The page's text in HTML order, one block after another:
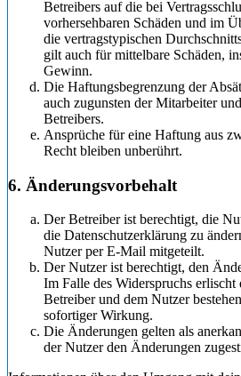
Betreibers auf die bei
vorhersehbaren Schäden und im
die vertragstypischen
gilt auch für mittelbare Schäden,
Gewinn.
Die Haftungsbegrenzung der
auch zugunsten der Mitarbeiter
Betreibers.
Ansprüche für eine Haftung aus
Recht bleiben unberührt.
6. Änderungsvorbehalt
Der Betreiber ist berechtigt, die
die Datenschutzerklärung zu
Nutzer per E-Mail mitgeteilt.
Der Nutzer ist berechtigt, den
Im Falle des Widerspruchs erlischt
Betreiber und dem Nutzer
sofortiger Wirkung.
Die Änderungen gelten als
der Nutzer den Änderungen